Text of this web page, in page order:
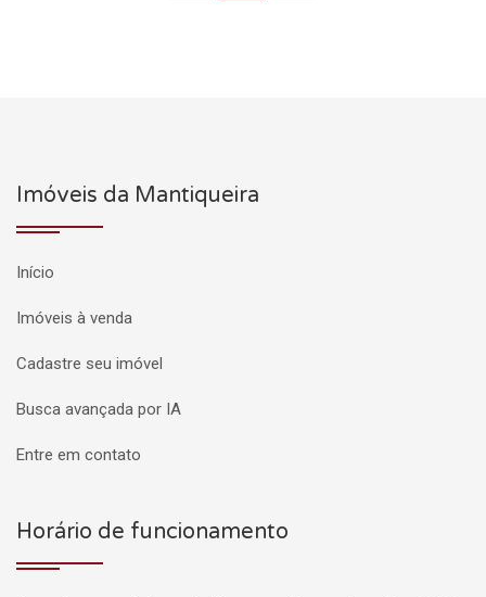
Imóveis da Mantiqueira
Início
Imóveis à venda
Cadastre seu imóvel
Busca avançada por IA
Entre em contato
Horário de funcionamento